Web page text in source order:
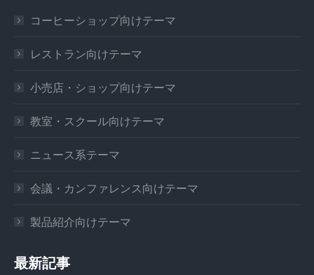
コーヒーショップ向けテーマ
レストラン向けテーマ
小売店・ショップ向けテーマ
教室・スクール向けテーマ
ニュース系テーマ
会議・カンファレンス向けテーマ
製品紹介向けテーマ
最新記事